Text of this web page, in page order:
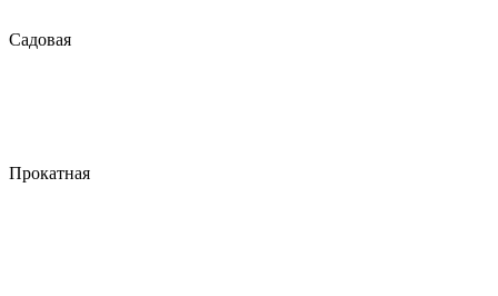
Садовая
Прокатная